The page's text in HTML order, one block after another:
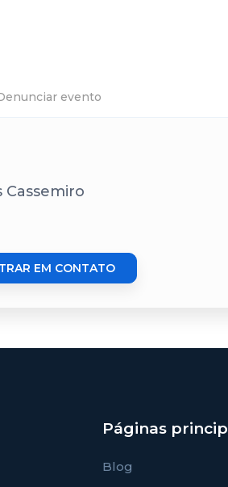
evento
Cassemiro
EM CONTATO
Páginas
Blog